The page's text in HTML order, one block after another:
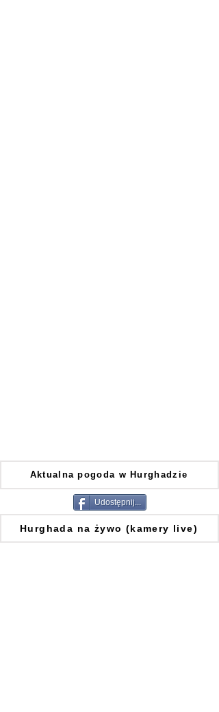
Aktualna pogoda w Hurghadzie
Udostępnij...
Hurghada na żywo (kamery live)